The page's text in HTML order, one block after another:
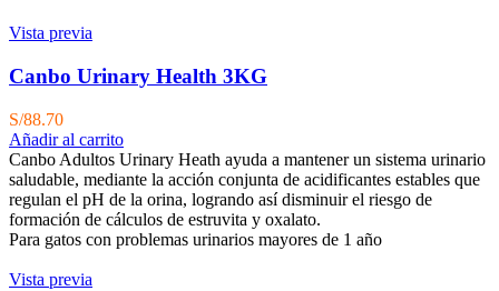
Vista previa
Canbo Urinary Health 3KG
S/88.70
Añadir al carrito
Canbo Adultos Urinary Heath ayuda a mantener un sistema urinario
saludable, mediante la acción conjunta de acidificantes estables que
regulan el pH de la orina, logrando así disminuir el riesgo de
formación de cálculos de estruvita y oxalato.
Para gatos con problemas urinarios mayores de 1 año
Vista previa